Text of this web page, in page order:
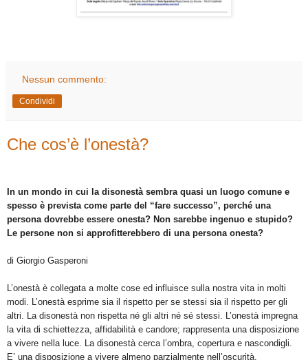
Nessun commento:
Condividi
Che cos’è l’onestà?
In un mondo in cui la disonestà sembra quasi un luogo comune e
spesso è prevista come parte del “fare successo”, perché una
persona dovrebbe essere onesta? Non sarebbe ingenuo e stupido?
Le persone non si approfitterebbero di una persona onesta?
di Giorgio Gasperoni
L’onestà è collegata a molte cose ed influisce sulla nostra vita in molti
modi. L’onestà esprime sia il rispetto per se stessi sia il rispetto per gli
altri. La disonestà non rispetta né gli altri né sé stessi. L’onestà impregna
la vita di schiettezza, affidabilità e candore; rappresenta una disposizione
a vivere nella luce. La disonestà cerca l’ombra, copertura e nascondigli.
E’ una disposizione a vivere almeno parzialmente nell’oscurità.